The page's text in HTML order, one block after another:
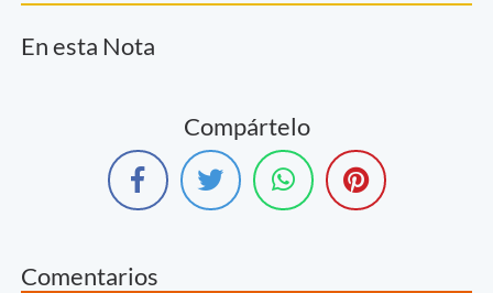
En esta Nota
Compártelo
Comentarios